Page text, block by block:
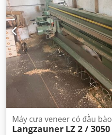
Máy cưa veneer có đầu bào
Langzauner LZ 2 / 3050